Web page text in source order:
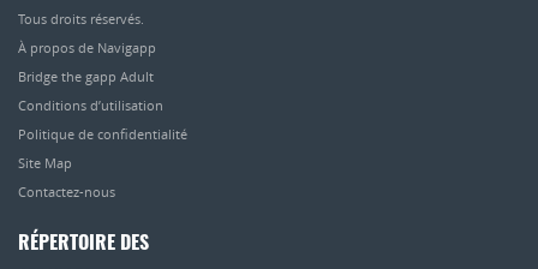
Tous droits réservés.
À propos de Navigapp
Bridge the gapp Adult
Conditions d’utilisation
Politique de confidentialité
Site Map
Contactez-nous
RÉPERTOIRE DES